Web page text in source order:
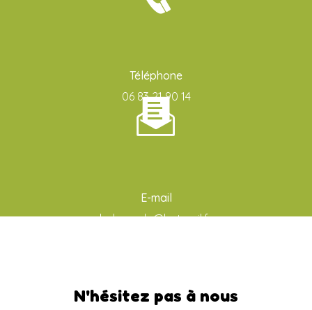
Téléphone
06 83 21 90 14
E-mail
ludo-aude@hotmail.fr
N'hésitez pas à nous